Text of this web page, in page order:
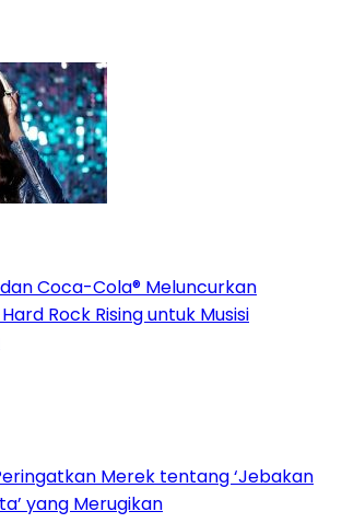
Coca-Cola® Meluncurkan
Rock Rising untuk Musisi
Merek tentang ‘Jebakan
yang Merugikan